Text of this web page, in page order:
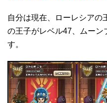
自分は現在、ローレシアの
の王子がレベル47、ムー
す。